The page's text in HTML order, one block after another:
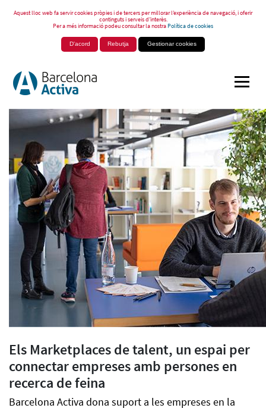
Aquest lloc web fa servir cookies pròpies i de tercers per millorar l’experiència de navegació, i oferir
continguts i serveis d’interès.
Per a més informació podeu consultar la nostraPolítica de cookies
D'acord Rebutja Gestionar cookies
Els Marketplaces de talent, un espai per
connectar empreses amb persones en
recerca de feina
Barcelona Activa dona suport a les empreses en la